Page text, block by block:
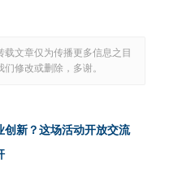
文章仅为传播更多信息之目
修改或删除，多谢。
创新？这场活动开放交流